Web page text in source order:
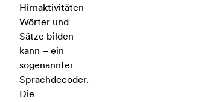
Hirnaktivitäten
Wörter und
Sätze bilden
kann – ein
sogenannter
Sprachdecoder.
Die